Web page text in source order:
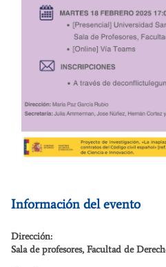
Información del evento
Dirección:
Sala de profesores, Facultad de